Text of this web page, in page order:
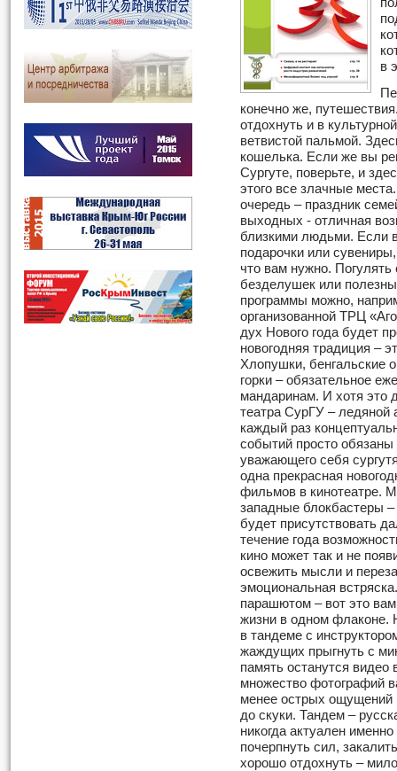
в
конечно же,
отдохнуть и в
ветвистой пальмой.
кошелька. Если же вы
Сургуте, поверьте, и
этого все злачные
очередь – праздник
выходных - отличная
близкими людьми. Если
подарочки или
что вам нужно. Погулять
безделушек или
программы можно,
организованной ТРЦ
дух Нового года будет
новогодняя традиция –
Хлопушки, бенгальские
горки – обязательное
мандаринам. И хотя это
театра СурГУ – ледяной
каждый раз
событий просто
уважающего себя
одна прекрасная
фильмов в кинотеатре.
западные блокбастеры –
будет присутствовать
течение года
кино может так и не
освежить мысли и
эмоциональная
парашютом – вот это
жизни в одном флаконе.
в тандеме с
жаждущих прыгнуть с
память останутся
множество фотографий
менее острых ощущений
до скуки. Тандем –
никогда актуален
почерпнуть сил,
хорошо отдохнуть –